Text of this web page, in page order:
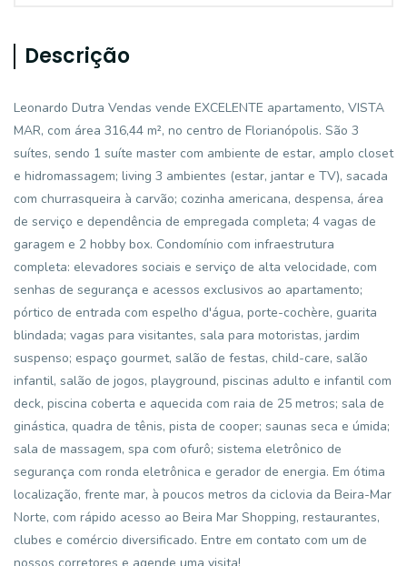
Descrição
Leonardo Dutra Vendas vende EXCELENTE apartamento, VISTA
MAR, com área 316,44 m², no centro de Florianópolis. São 3
suítes, sendo 1 suíte master com ambiente de estar, amplo closet
e hidromassagem; living 3 ambientes (estar, jantar e TV), sacada
com churrasqueira à carvão; cozinha americana, despensa, área
de serviço e dependência de empregada completa; 4 vagas de
garagem e 2 hobby box. Condomínio com infraestrutura
completa: elevadores sociais e serviço de alta velocidade, com
senhas de segurança e acessos exclusivos ao apartamento;
pórtico de entrada com espelho d'água, porte-cochère, guarita
blindada; vagas para visitantes, sala para motoristas, jardim
suspenso; espaço gourmet, salão de festas, child-care, salão
infantil, salão de jogos, playground, piscinas adulto e infantil com
deck, piscina coberta e aquecida com raia de 25 metros; sala de
ginástica, quadra de tênis, pista de cooper; saunas seca e úmida;
sala de massagem, spa com ofurô; sistema eletrônico de
segurança com ronda eletrônica e gerador de energia. Em ótima
localização, frente mar, à poucos metros da ciclovia da Beira-Mar
Norte, com rápido acesso ao Beira Mar Shopping, restaurantes,
clubes e comércio diversificado. Entre em contato com um de